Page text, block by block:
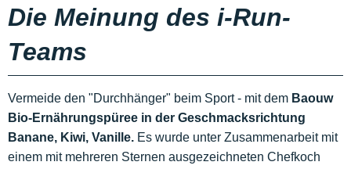
Die Meinung des i-Run-
Teams
Vermeide den "Durchhänger" beim Sport - mit dem Baouw
Bio-Ernährungspüree in der Geschmacksrichtung
Banane, Kiwi, Vanille. Es wurde unter Zusammenarbeit mit
einem mit mehreren Sternen ausgezeichneten Chefkoch